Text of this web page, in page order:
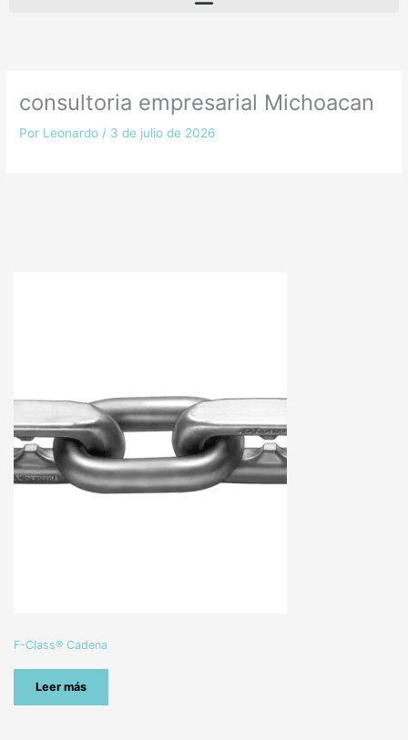
F-Class® Cadena
Leer más
consultoria empresarial Michoacan
Por Leonardo / 3 de julio de 2026